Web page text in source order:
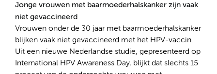
Jonge vrouwen met baarmoederhalskanker zijn vaak
niet gevaccineerd
Vrouwen onder de 30 jaar met baarmoederhalskanker
blijken vaak niet gevaccineerd met het HPV-vaccin.
Uit een nieuwe Nederlandse studie, gepresenteerd op
International HPV Awareness Day, blijkt dat slechts 15